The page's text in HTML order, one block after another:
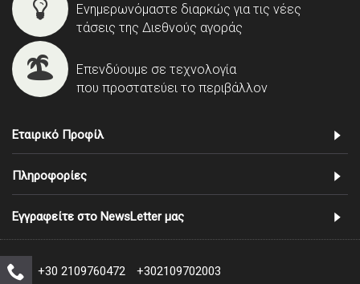
Ενημερωνόμαστε διαρκώς για τις νέες
τάσεις της Διεθνούς αγοράς
Επενδύουμε σε τεχνολογία
που προστατεύει το περιβάλλον
Εταιρικό Προφίλ
Πληροφορίες
Εγγραφείτε στο NewsLetter μας
+30 2109760472 +302109702003